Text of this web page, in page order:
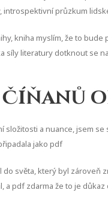
průzkum
kniha myslím, že to
síly literatury dotknout se
složitosti a nuance, jsem
jako pdf
světa, který byl zároveň
a pdf zdarma že to je